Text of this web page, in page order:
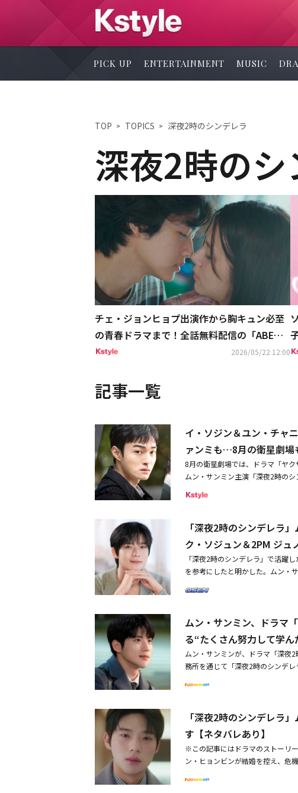
PICK UP ENTERTAINMENT MUSIC
TOP TOPICS 深夜2時のシンデレラ
深夜2時のシ
チェ・ジョンヒョプ出演作から胸キュン必至
の青春ドラマまで！全話無料配信の「ABEM
A」で韓ドラ三昧
2026/05/22 12:00
記事一覧
イ・ソジン＆ユン・チャ
ァンミも…8月の衛星劇場
8月の衛星劇場では、ドラマ「ヤ
ムン・サンミン主演「深夜2時の
「深夜2時のシンデレラ」の2作品
マンファンタジー。ヤクザ役には
余すところなく魅力を発揮してい
前後で振舞いから目力、表情まで
ンが、イホンと友情を築くセギョ
ていく過程には胸が熱くなる！ 予
義のアラサーヒロイン・ユンソと
彼女を一途に愛し猛アタックする
ミ＆バラエティに注目衛星劇場で
年韓国で開催されたファンミーテ
ボーカル力が光るバラード曲「
の内容で楽しませてくれる。15日
い日」「ダークホール－愛を奪う
を原作に、平凡なタクシー運転手
俳優イ・ソンミンが大事件に巻き
ークホール－愛を奪う闇－」は、
るサスペンススリラー。謎の陥没
り、人間たちに襲い掛かる！ 生
ラックホールの出現など、リア
「深夜2時のシンデレラ
ク・ソジュン＆2PM ジュ
「深夜2時のシンデレラ」で活躍
を参考にしたと明かした。ムン・
同作は、完璧な財閥の年下彼氏と
め、「スタイリングを変えてみよ
っと男らしくしようと思い、スー
型で、セリフをゆっくり言うよう
回の役に合わせようと思ってやり
ではないかという悩みもあったん
わなかった』『財閥だったの？』
は全く違うと思いました」と話
ったい、なぜ？」と、2PMのジュ
ののようです。たくましい体でス
影の時、少しきつくても胸を張っ
『キム秘書はいったい、なぜ？』
ムン・サンミン、ドラマ
る“たくさん努力して学ん
ムン・サンミンが、ドラマ「深夜
務所を通じて「深夜2時のシンデ
ソ・ジュウォン役を演じた。特
描き、ラブコメディの王子様と
たばかりなのに、もう最終話まで
さん努力し、またたくさん学ぶこ
している間、幸せだった瞬間、そ
愛情を語った。また、彼は「『深
しており、作品のために努力して
「深夜2時のシンデレラ
す【ネタバレあり】
※この記事にはドラマのストーリ
ン・ヒョンビンが結婚を控え、危
は、ジュウォン（ムン・サンミ